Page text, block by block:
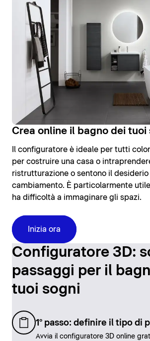
Crea online il bagno dei tuoi
Il configuratore è ideale per tutti
per costruire una casa o
ristrutturazione o sentono il desiderio
cambiamento. È particolarmente
ha difficoltà a immaginare gli spazi.
Inizia ora
Configuratore 3D:
passaggi per il
tuoi sogni
1° passo: definire il tipo di
Avvia il configuratore 3D online